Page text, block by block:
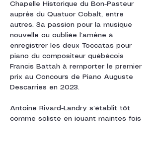
Chapelle Historique du Bon-Pasteur
auprès du Quatuor Cobalt, entre
autres. Sa passion pour la musique
nouvelle ou oubliée l’amène à
enregistrer les deux Toccatas pour
piano du compositeur québécois
Francis Battah à remporter le premier
prix au Concours de Piano Auguste
Descarries en 2023.
Antoine Rivard-Landry s’établit tôt
comme soliste en jouant maintes fois